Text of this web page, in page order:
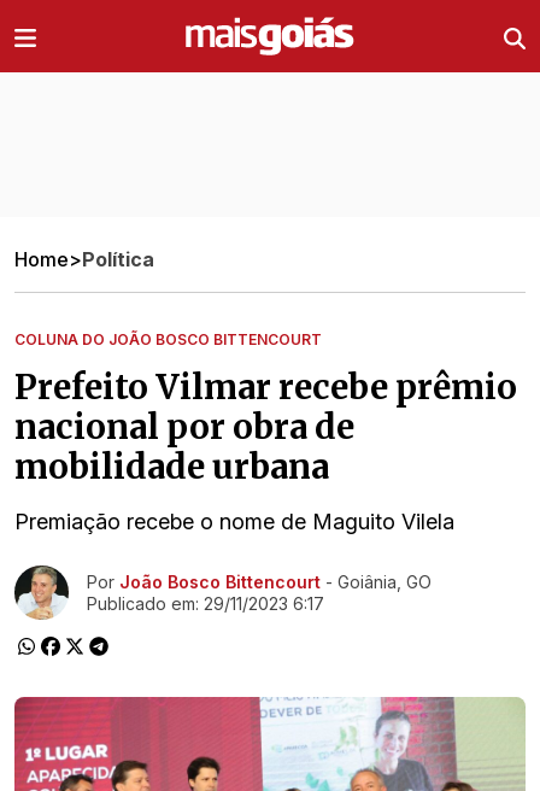
Home>Política
COLUNA DO JOÃO BOSCO BITTENCOURT
Prefeito Vilmar recebe prêmio
nacional por obra de
mobilidade urbana
Premiação recebe o nome de Maguito Vilela
Ir direto pra matéria
Por João Bosco Bittencourt - Goiânia, GO
Publicado em: 29/11/2023 6:17